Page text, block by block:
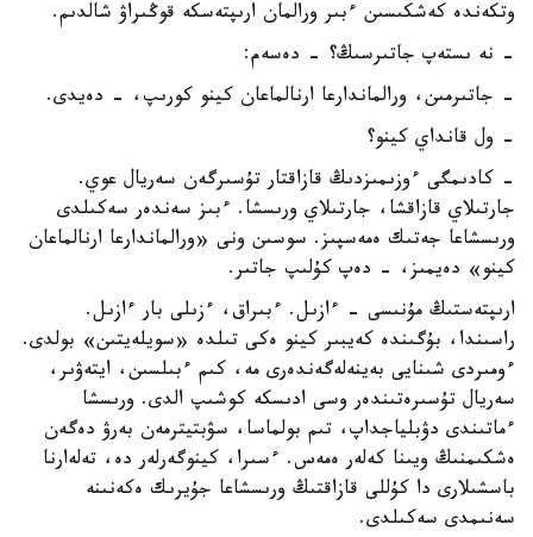
وتكەندە كەشكىسىن ءبىر ورالمان ارىپتەسكە قوڭىراۋ شالدىم.
- نە ىستەپ جاتىرسىڭ؟ - دەسەم:
- جاتىرمىن، ورالماندارعا ارنالماعان كينو كورىپ، - دەيدى.
- ول قانداي كينو؟
- كادىمگى ءوزىمىزدىڭ قازاقتار تۇسىرگەن سەريال عوي.
جارتىلاي قازاقشا، جارتىلاي ورىسشا. ءبىز سەندەر سەكىلدى
ورىسشاعا جەتىك ەمەسپىز. سوسىن ونى «ورالماندارعا ارنالماعان
كينو» دەيمىز، - دەپ كۇلىپ جاتىر.
ارىپتەستىڭ مۇنىسى - ءازىل. ءبىراق، ءزىلى بار ءازىل.
راسىندا، بۇگىندە كەيبىر كينو ەكى تىلدە «سويلەيتىن» بولدى.
ءومىردى شىنايى بەينەلەگەندەرى مە، كىم ءبىلسىن، ايتەۋىر،
سەريال تۇسىرەتىندەر وسى ادىسكە كوشىپ الدى. ورىسشا
ءماتىندى دۋبلياجداپ، تىم بولماسا، سۋبتيترمەن بەرۋ دەگەن
ەشكىمنىڭ ويىنا كەلەر ەمەس. ءسىرا، كينوگەرلەر دە، تەلەارنا
باسشىلارى دا كۇللى قازاقتىڭ ورىسشاعا جۇيرىك ەكەنىنە
سەنىمدى سەكىلدى.